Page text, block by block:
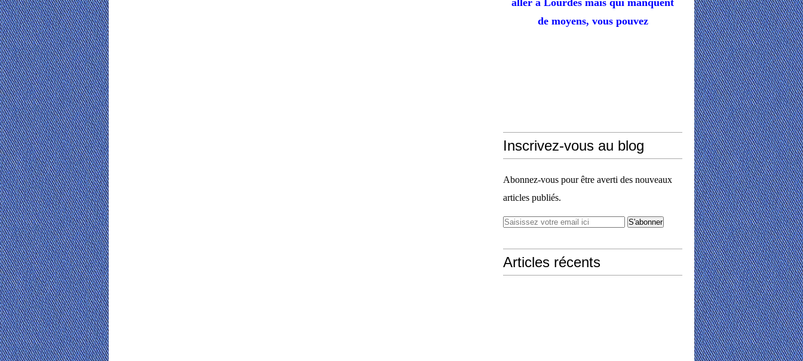
aller à Lourdes mais qui manquent
de moyens, vous pouvez
Inscrivez-vous au blog
Abonnez-vous pour être averti des nouveaux
articles publiés.
Articles récents